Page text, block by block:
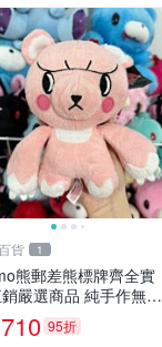
貨 1
熊郵差熊標牌齊全實
嚴選商品 純手作無修
收藏 郵差熊 Momo熊
商品 95折